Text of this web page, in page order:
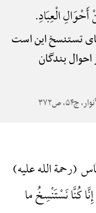
الْعِبَادِ.
تستنسخ این است
بندگان
ج۵۴، ص۳۷۲
(رحمة الله علیه)
کُنَّا نَسْتَنْسِخُ ما